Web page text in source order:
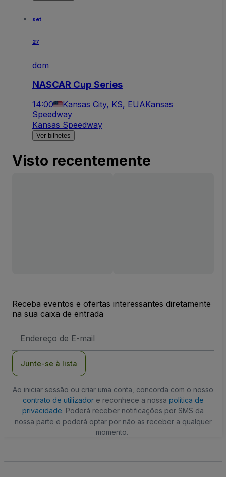
set
27
dom
NASCAR Cup Series
14:00 Kansas City, KS, EUAKansas
Speedway
Kansas Speedway
Ver bilhetes
Visto recentemente
Receba eventos e ofertas interessantes diretamente
na sua caixa de entrada
de
Junte-se à lista
Ao iniciar sessão ou criar uma conta, concorda com o nosso
contrato de utilizadore reconhece a nossa política de
privacidade. Poderá receber notificações por SMS da
nossa parte e poderá optar por não as receber a qualquer
momento.